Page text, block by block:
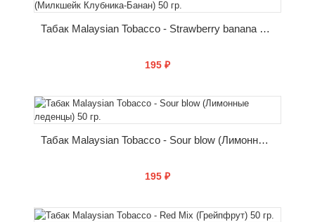
Табак Malaysian Tobacco - Strawberry banana shake (Милкшейк Клубника-Банан) 50 гр.
195 ₽
КУПИТЬ
Табак Malaysian Tobacco - Sour blow (Лимонные леденцы) 50 гр.
195 ₽
КУПИТЬ